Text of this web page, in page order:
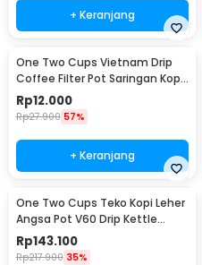
+ Keranjang
One Two Cups Vietnam Drip
Coffee Filter Pot Saringan Kopi
114ml 6Q - LC1
Rp12.000
Rp27.900 57%
+ Keranjang
One Two Cups Teko Kopi Leher
Angsa Pot V60 Drip Kettle
960ml - RF-15
Rp143.100
Rp217.900 35%